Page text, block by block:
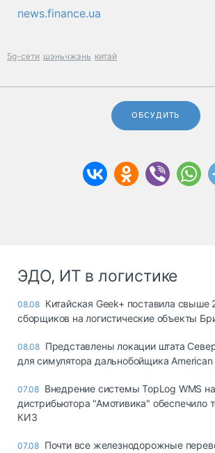
news.finance.ua
5g-сети шэньчжэнь китай
ОБСУДИТЬ
ЭДО, ИТ в логистике
08.08 Китайская Geek+ поставила свыше
сборщиков на логистические объекты
08.08 Представлены локации штата
для симулятора дальнобойщика
07.08 Внедрение системы TopLog WMS
дистрибьютора "Амотивика" обеспечило
КИЗ
07.08 Почти все железнодорожные